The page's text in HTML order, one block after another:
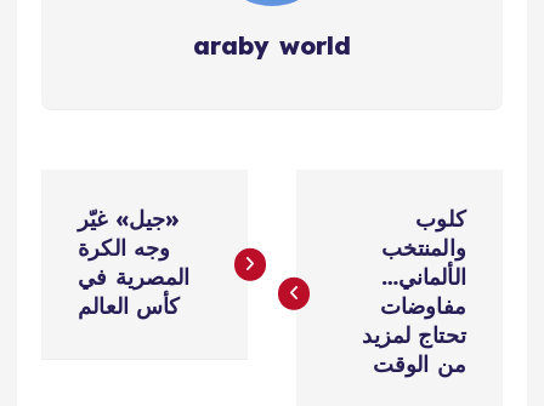
araby world
ص
كلوب
والمنتخب
الألماني…
مفاوضات
تحتاج لمزيد
من الوقت
«جيل» غيّر
وجه الكرة
المصرية في
كأس العالم